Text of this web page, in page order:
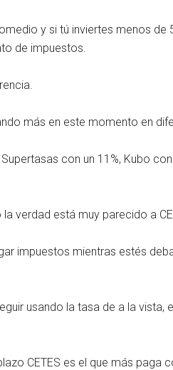
y si tú inviertes menos de
de impuestos.
más en este momento en
con un 11%, Kubo con
verdad está muy parecido a
impuestos mientras estés
usando la tasa de a la vista,
CETES es el que más paga